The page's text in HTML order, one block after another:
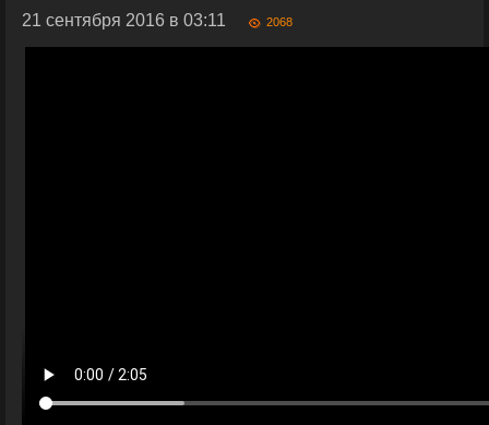
21 сентября 2016 в 03:11 2068